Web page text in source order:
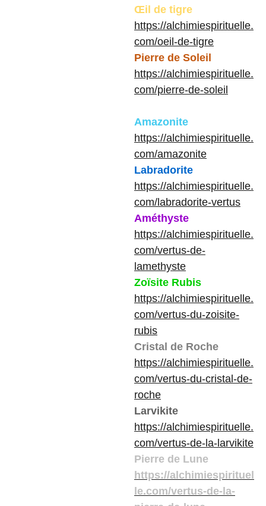
Œil de tigre
https://alchimiespirituelle.
com/oeil-de-tigre
Pierre de Soleil
https://alchimiespirituelle.
com/pierre-de-soleil
Amazonite
https://alchimiespirituelle.
com/amazonite
Labradorite
https://alchimiespirituelle.
com/labradorite-vertus
Améthyste
https://alchimiespirituelle.
com/vertus-de-
lamethyste
Zoïsite Rubis
https://alchimiespirituelle.
com/vertus-du-zoisite-
rubis
Cristal de Roche
https://alchimiespirituelle.
com/vertus-du-cristal-de-
roche
Larvikite
https://alchimiespirituelle.
com/vertus-de-la-larvikite
Pierre de Lune
https://alchimiespirituel
le.com/vertus-de-la-